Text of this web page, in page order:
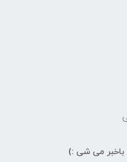
باخبر می شی :)